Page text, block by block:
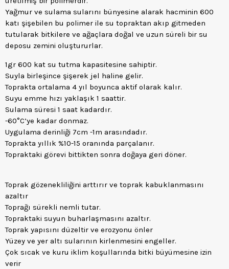
Yağmur ve sulama sularını bünyesine alarak hacminin 600
katı şişebilen bu polimer ile su topraktan akıp gitmeden
tutularak bitkilere ve ağaçlara doğal ve uzun süreli bir su
deposu zemini oluştururlar.
1gr 600 kat su tutma kapasitesine sahiptir.
Suyla birleşince şişerek jel haline gelir.
Toprakta ortalama 4 yıl boyunca aktif olarak kalır.
Suyu emme hızı yaklaşık 1 saattir.
Sulama süresi 1 saat kadardır.
-60°C’ye kadar donmaz.
Uygulama derinliği 7cm -1m arasındadır.
Toprakta yıllık %10-15 oranında parçalanır.
Topraktaki görevi bittikten sonra doğaya geri döner.
Toprak gözenekliliğini arttırır ve toprak kabuklanmasını
azaltır
Toprağı sürekli nemli tutar.
Topraktaki suyun buharlaşmasını azaltır.
Toprak yapısını düzeltir ve erozyonu önler
Yüzey ve yer altı sularının kirlenmesini engeller.
Çok sıcak ve kuru iklim koşullarında bitki büyümesine izin
verir